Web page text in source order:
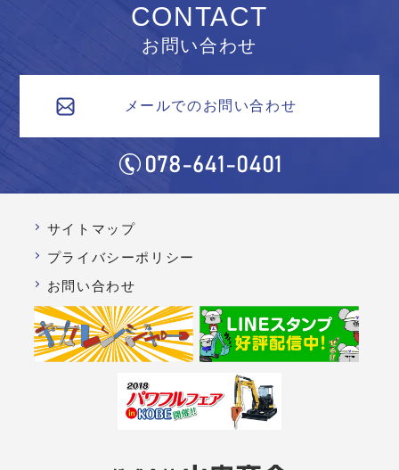
CONTACT
お問い合わせ
メールでのお問い合わせ
サイトマップ
プライバシーポリシー
お問い合わせ